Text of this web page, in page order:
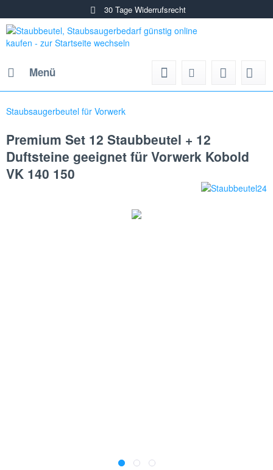
30 Tage Widerrufsrecht
Menü
Staubsaugerbeutel für Vorwerk
Premium Set 12 Staubbeutel + 12
Duftsteine geeignet für Vorwerk Kobold
VK 140 150